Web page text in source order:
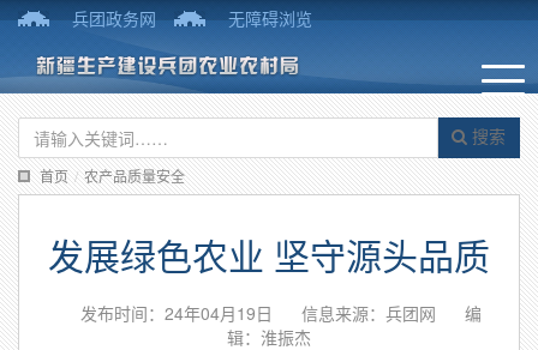
兵团政务网 无障碍浏览
搜索
首页 / 农产品质量安全
发展绿色农业 坚守源头品质
发布时间：24年04月19日 信息来源：兵团网
编
辑：淮振杰